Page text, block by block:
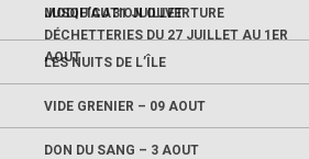
JUSQU’AU 31 JUILLET
MODIFICATION OUVERTURE
DÉCHETTERIES DU 27 JUILLET AU 1ER
AOUT
LES NUITS DE L’ÎLE
VIDE GRENIER – 09 AOUT
DON DU SANG – 3 AOUT